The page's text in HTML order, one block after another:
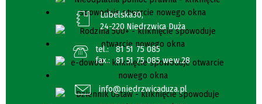
Lubelska30,
24-220 Niedrzwica Duża
tel.:
81 51 75 085
fax.:
81 51 75 085 wew.28
info@niedrzwicaduza.pl